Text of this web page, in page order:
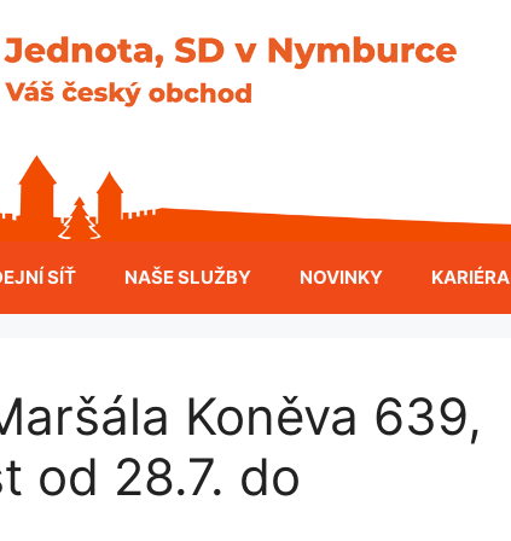
SÍŤ NAŠE SLUŽBY NOVINKY KARIÉRA
Koněva 639,
od 28.7. do